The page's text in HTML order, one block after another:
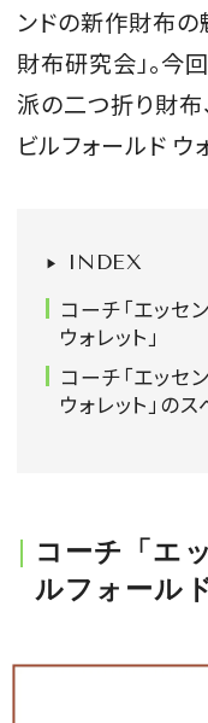
WEDDING
FORTUNE
会員登録
Log in or
めます。
ロ
ンドの新作財布の
財布研究会」。今
派の二つ折り財布
ビルフォールド ウ
INDEX
コーチ「エッセ
ウォレット」
コーチ「エッセ
ウォレット」の
コーチ「エ
ルフォール